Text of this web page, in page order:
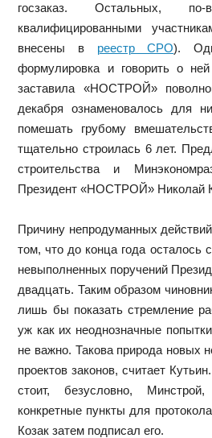
госзаказ. Остальных, по-
квалифицированными
внесены в реестр СРО).
формулировка и говорить о
заставила «НОСТРОЙ»
декабря ознаменовалось для
помешать грубому
тщательно строилась 6 лет.
строительства и
Президент «НОСТРОЙ» Николай
Причину непродуманных
том, что до конца года осталось
невыполненных поручений
двадцать. Таким образом
лишь бы показать стремление
уж как их неоднозначные
не важно. Такова природа новых
проектов законов, считает
стоит, безусловно,
конкретные пункты для
Козак затем подписал его.